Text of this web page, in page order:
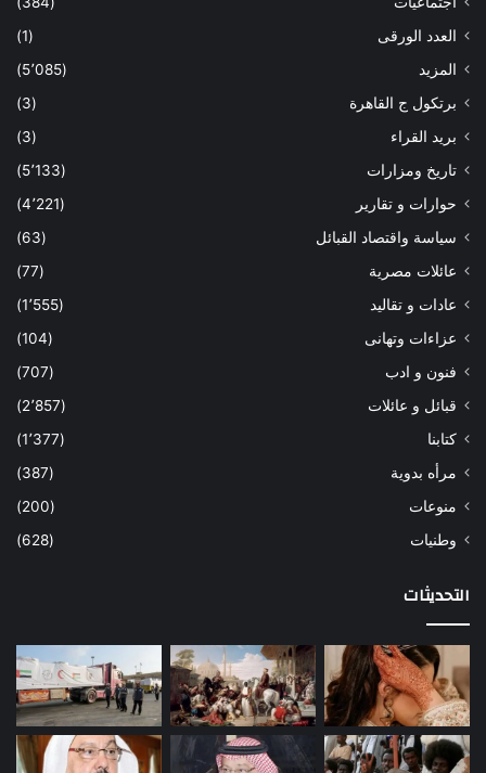
العدد الورقى
(1)
المزيد
(5٬085)
برتكول ج القاهرة
(3)
بريد القراء
(3)
تاريخ ومزارات
(5٬133)
حوارات و تقارير
(4٬221)
سياسة واقتصاد القبائل
(63)
عائلات مصرية
(77)
عادات و تقاليد
(1٬555)
عزاءات وتهانى
(104)
فنون و ادب
(707)
قبائل و عائلات
(2٬857)
كتابنا
(1٬377)
مرأه بدوية
(387)
منوعات
(200)
وطنيات
(628)
التحديثات